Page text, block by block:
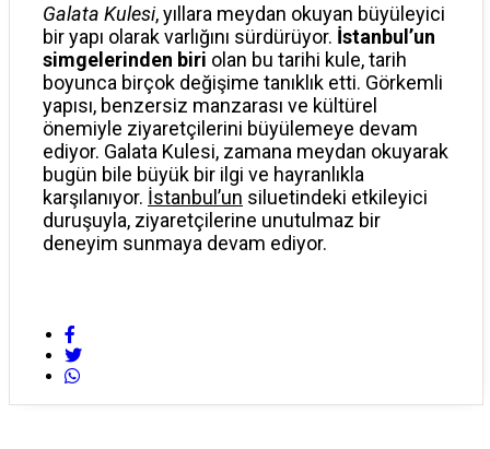
Galata Kulesi, yıllara meydan okuyan büyüleyici
bir yapı olarak varlığını sürdürüyor. İstanbul’un
simgelerinden biri olan bu tarihi kule, tarih
boyunca birçok değişime tanıklık etti. Görkemli
yapısı, benzersiz manzarası ve kültürel
önemiyle ziyaretçilerini büyülemeye devam
ediyor. Galata Kulesi, zamana meydan okuyarak
bugün bile büyük bir ilgi ve hayranlıkla
karşılanıyor. İstanbul’un siluetindeki etkileyici
duruşuyla, ziyaretçilerine unutulmaz bir
deneyim sunmaya devam ediyor.